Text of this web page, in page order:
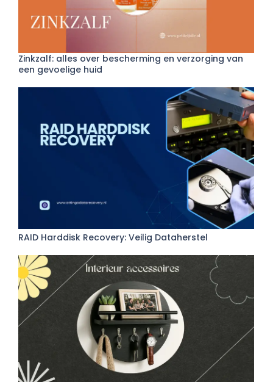
Zinkzalf: alles over bescherming en verzorging van
een gevoelige huid
RAID Harddisk Recovery: Veilig Dataherstel